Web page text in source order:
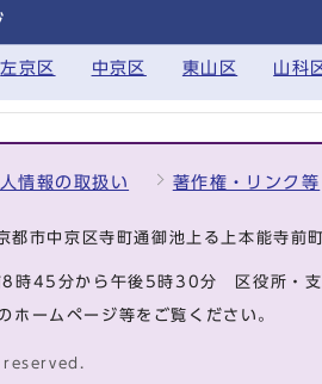
左京区 中京区 東山区 山科
情報の取扱い 著作権・リンク等
市中京区寺町通御池上る上本能寺
8時45分から午後5時30分 区役所・
ホームページ等をご覧ください。